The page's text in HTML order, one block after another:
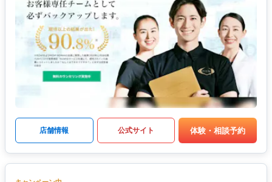
店舗情報 公式サイト 体験・相談予約